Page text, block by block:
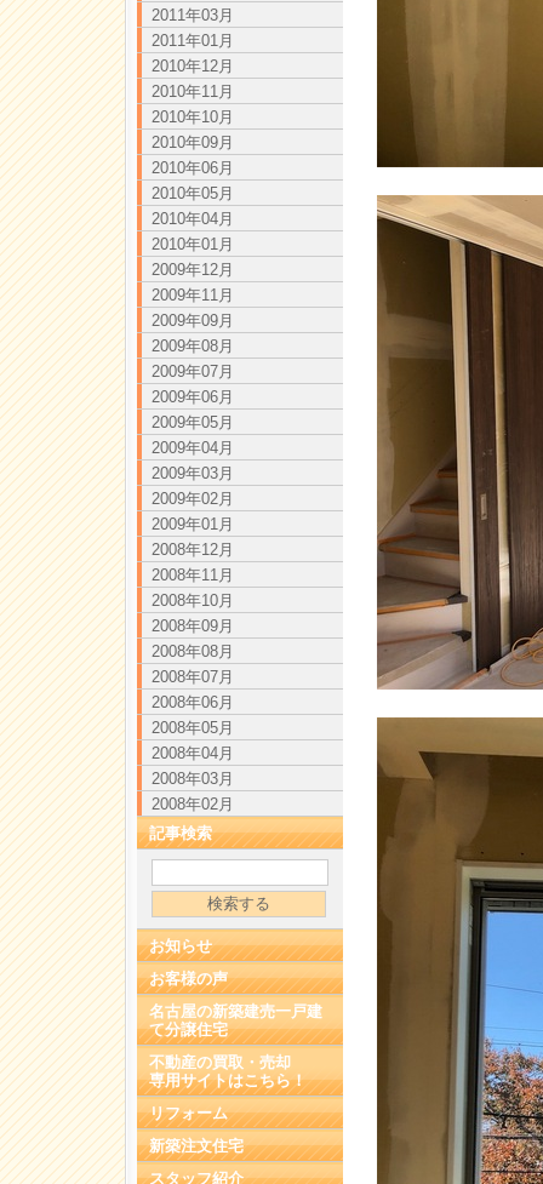
2011年03月
2011年01月
2010年12月
2010年11月
2010年10月
2010年09月
2010年06月
2010年05月
2010年04月
2010年01月
2009年12月
2009年11月
2009年09月
2009年08月
2009年07月
2009年06月
2009年05月
2009年04月
2009年03月
2009年02月
2009年01月
2008年12月
2008年11月
2008年10月
2008年09月
2008年08月
2008年07月
2008年06月
2008年05月
2008年04月
2008年03月
2008年02月
記事検索
お知らせ
お客様の声
名古屋の新築建売一戸建
て分譲住宅
不動産の買取・売却
専用サイトはこちら！
リフォーム
新築注文住宅
スタッフ紹介